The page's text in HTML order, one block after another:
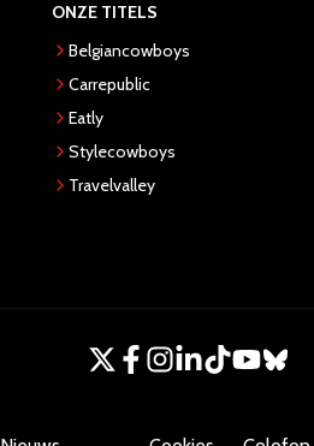
ONZE TITELS
Belgiancowboys
Carrepublic
Eatly
Stylecowboys
Travelvalley